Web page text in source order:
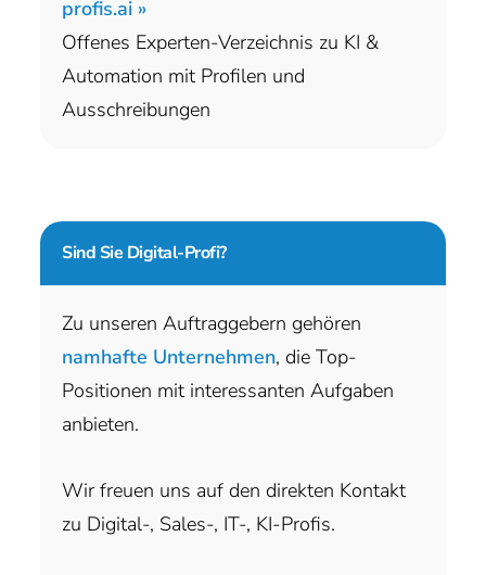
profis.ai »
Offenes Experten-Verzeichnis zu KI &
Automation mit Profilen und
Ausschreibungen
Sind Sie Digital-Profi?
Zu unseren Auftraggebern gehören
namhafte Unternehmen, die Top-
Positionen mit interessanten Aufgaben
anbieten.
Wir freuen uns auf den direkten Kontakt
zu Digital-, Sales-, IT-, KI-Profis.